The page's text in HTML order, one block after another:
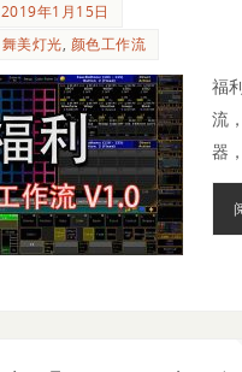
2019年1月15日
舞美灯光, 颜色工作流
福
流
器